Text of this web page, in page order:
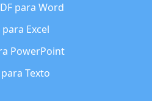
para Word
para Excel
PowerPoint
para Texto